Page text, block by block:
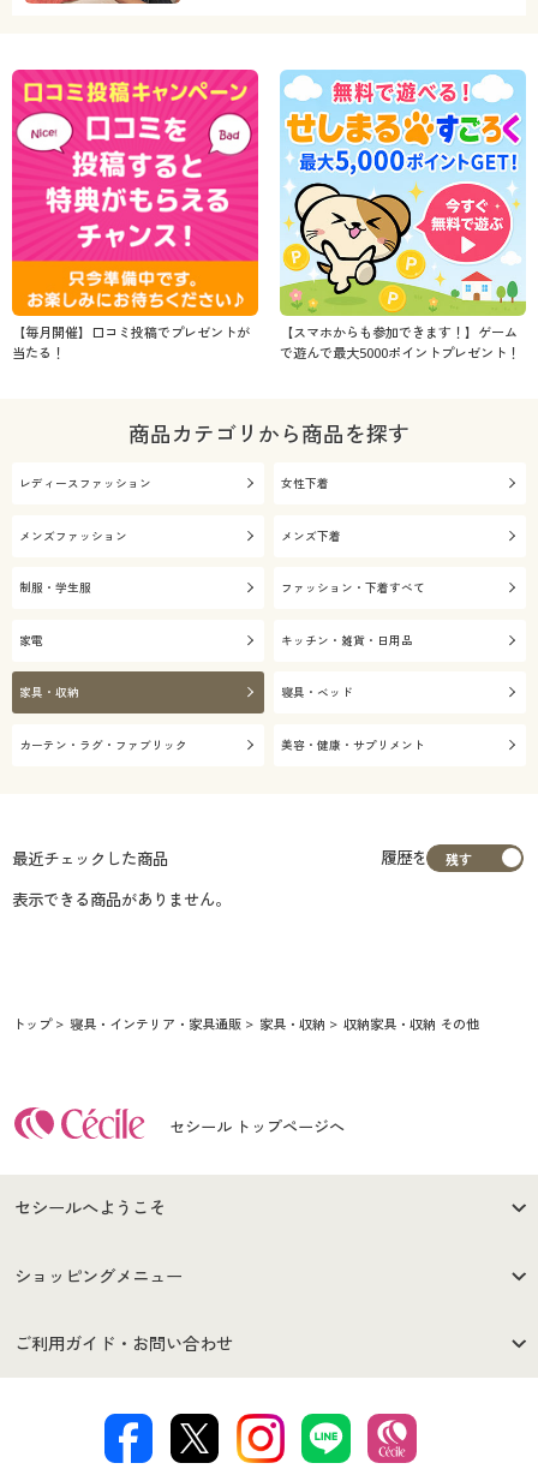
【毎月開催】口コミ投稿でプレゼントが
当たる！
【スマホからも参加できます！】ゲーム
で遊んで最大5000ポイントプレゼント！
商品カテゴリから商品を探す
レディースファッション 女性下着
メンズファッション メンズ下着
制服・学生服 ファッション・下着すべて
家電 キッチン・雑貨・日用品
家具・収納 寝具・ベッド
カーテン・ラグ・ファブリック 美容・健康・サプリメント
最近チェックした商品
履歴を
表示できる商品がありません。
トップ 寝具・インテリア・家具通販 家具・収納 収納家具・収納 その他
セシール トップページへ
セシールへようこそ
はじめての方へ
セシールご利用規約
著作権・商標について 会社案内
ショッピングメニュー
商品カテゴリ
ご利用ガイド・お問い合わせ